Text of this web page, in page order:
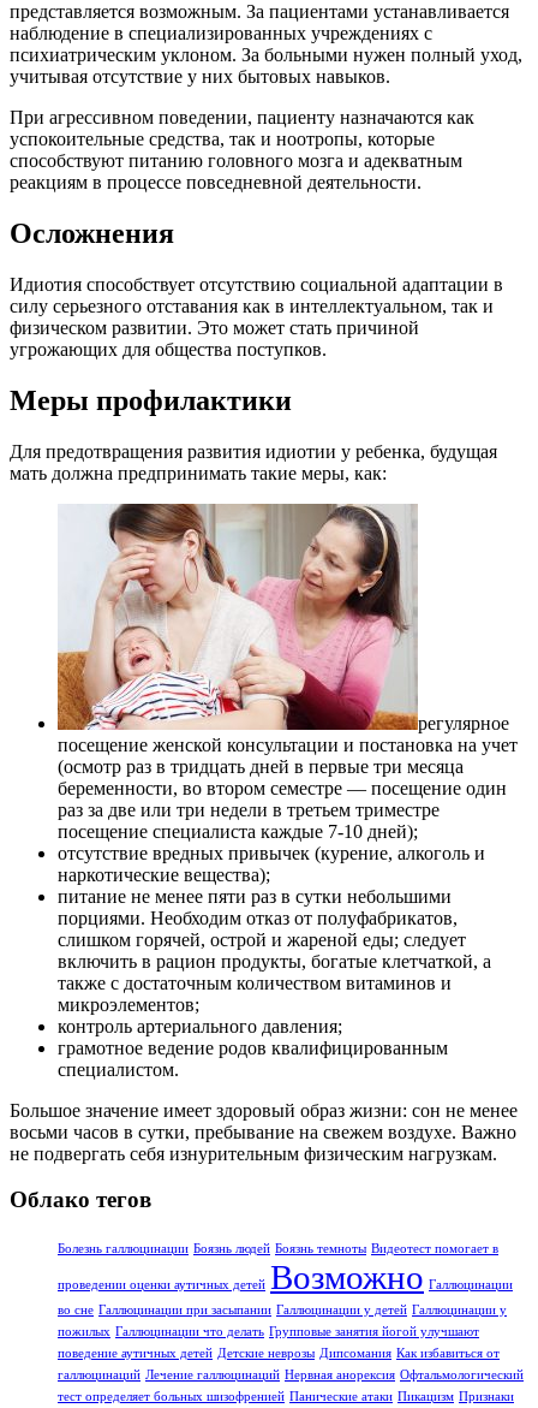
представляется возможным. За пациентами устанавливается
наблюдение в специализированных учреждениях с
психиатрическим уклоном. За больными нужен полный уход,
учитывая отсутствие у них бытовых навыков.
При агрессивном поведении, пациенту назначаются как
успокоительные средства, так и ноотропы, которые
способствуют питанию головного мозга и адекватным
реакциям в процессе повседневной деятельности.
Осложнения
Идиотия способствует отсутствию социальной адаптации в
силу серьезного отставания как в интеллектуальном, так и
физическом развитии. Это может стать причиной
угрожающих для общества поступков.
Меры профилактики
Для предотвращения развития идиотии у ребенка, будущая
мать должна предпринимать такие меры, как:
регулярное
посещение женской консультации и постановка на учет
(осмотр раз в тридцать дней в первые три месяца
беременности, во втором семестре — посещение один
раз за две или три недели в третьем триместре
посещение специалиста каждые 7-10 дней);
отсутствие вредных привычек (курение, алкоголь и
наркотические вещества);
питание не менее пяти раз в сутки небольшими
порциями. Необходим отказ от полуфабрикатов,
слишком горячей, острой и жареной еды; следует
включить в рацион продукты, богатые клетчаткой, а
также с достаточным количеством витаминов и
микроэлементов;
контроль артериального давления;
грамотное ведение родов квалифицированным
специалистом.
Большое значение имеет здоровый образ жизни: сон не менее
восьми часов в сутки, пребывание на свежем воздухе. Важно
не подвергать себя изнурительным физическим нагрузкам.
Облако тегов
Болезнь галлюцинации Боязнь людей Боязнь темноты Видеотест помогает в
проведении оценки аутичных детей Возможно Галлюцинации
во сне Галлюцинации при засыпании Галлюцинации у детей Галлюцинации у
пожилых Галлюцинации что делать Групповые занятия йогой улучшают
поведение аутичных детей Детские неврозы Дипсомания Как избавиться от
галлюцинаций Лечение галлюцинаций Нервная анорексия Офтальмологический
тест определяет больных шизофренией Панические атаки Пикацизм Признаки